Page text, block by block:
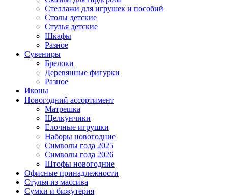
Стеллажи для игрушек и пособий
Столы детские
Стулья детские
Шкафы
Разное
Сувениры
Брелоки
Деревянные фигурки
Разное
Иконы
Новогодний ассортимент
Матрешка
Щелкунчики
Елочные игрушки
Наборы новогодние
Символы года 2025
Символы года 2026
Штофы новогодние
Офисные принадлежности
Стулья из массива
Сумки и бижутерия